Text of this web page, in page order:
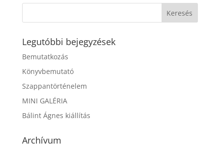
Legutóbbi bejegyzések
Bemutatkozás
Könyvbemutató
Szappantörténelem
MINI GALÉRIA
Bálint Ágnes kiállítás
Archívum